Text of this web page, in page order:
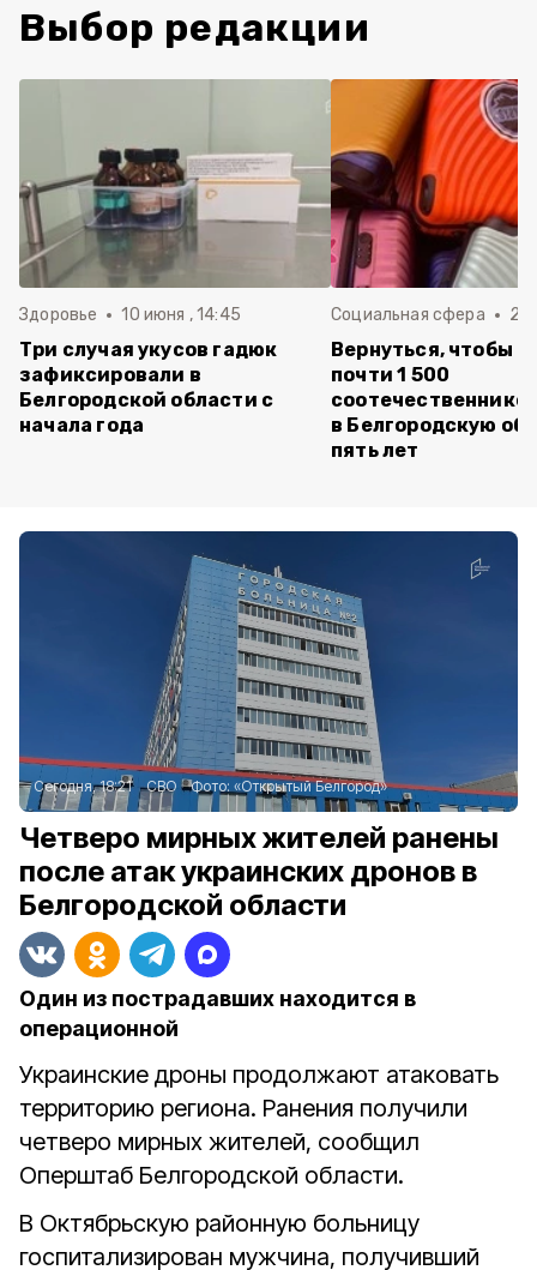
Выбор редакции
Здоровье 10 июня , 14:45
Три случая укусов гадюк
зафиксировали в
Белгородской области с
начала года
Социальная сфера 20
Вернуться, чтобы
почти 1 500
в Белгородскую
пять лет
Сегодня, 18:21 СВО Фото: «Открытый Белгород»
Четверо мирных жителей ранены
после атак украинских дронов в
Белгородской области
Один из пострадавших находится в
операционной
Украинские дроны продолжают атаковать
территорию региона. Ранения получили
четверо мирных жителей, сообщил
Оперштаб Белгородской области.
В Октябрьскую районную больницу
госпитализирован мужчина, получивший